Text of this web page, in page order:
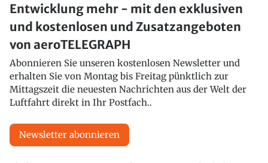
Entwicklung mehr - mit den exklusiven
und kostenlosen und Zusatzangeboten
von aeroTELEGRAPH
Abonnieren Sie unseren kostenlosen Newsletter und
erhalten Sie von Montag bis Freitag pünktlich zur
Mittagszeit die neuesten Nachrichten aus der Welt der
Luftfahrt direkt in Ihr Postfach..
Newsletter abonnieren